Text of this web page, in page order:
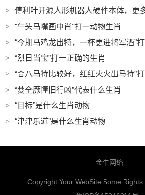
>
傅利叶开源人形机器人硬件本体，更多具身智能企业
>
“牛头马嘴画中肖”打一动物生肖
>
“今期马鸡龙出特，一杯更进将军酒”
>
“烈日当宝”打一正确的生肖
>
“合八马特比较好，红红火火出马特”
>
“焚全厥懂旧行凶”代表什么生肖
>
“目标”是什么生肖动物
>
“津津乐道”是什么生肖动物
金牛网络
Copyright Your WebSite.Some Rights